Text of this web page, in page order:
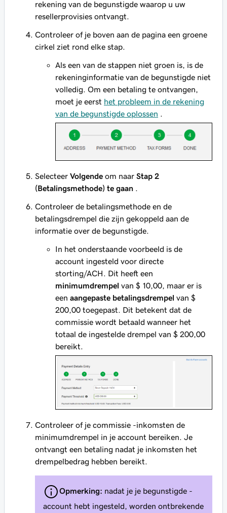
rekening van de begunstigde waarop u uw
resellerprovisies ontvangt.
Controleer of je boven aan de pagina een groene
cirkel ziet rond elke stap.
Als een van de stappen niet groen is, is de
rekeninginformatie van de begunstigde niet
volledig. Om een betaling te ontvangen,
moet je eerst het probleem in de rekening
van de begunstigde oplossen .
Selecteer Volgende om naar Stap 2
(Betalingsmethode) te gaan
Controleer de betalingsmethode en de
betalingsdrempel die zijn gekoppeld aan de
informatie over de begunstigde.
In het onderstaande voorbeeld is de
account ingesteld voor directe
storting/ACH. Dit heeft een
minimumdrempel van $ 10,00, maar er is
een aangepaste betalingsdrempel van $
200,00 toegepast. Dit betekent dat de
commissie wordt betaald wanneer het
totaal de ingestelde drempel van $ 200,00
bereikt.
Controleer of je commissie -inkomsten de
minimumdrempel in je account bereiken. Je
ontvangt een betaling nadat je inkomsten het
drempelbedrag hebben bereikt.
Opmerking: nadat je je begunstigde -
account hebt ingesteld, worden ontbrekende